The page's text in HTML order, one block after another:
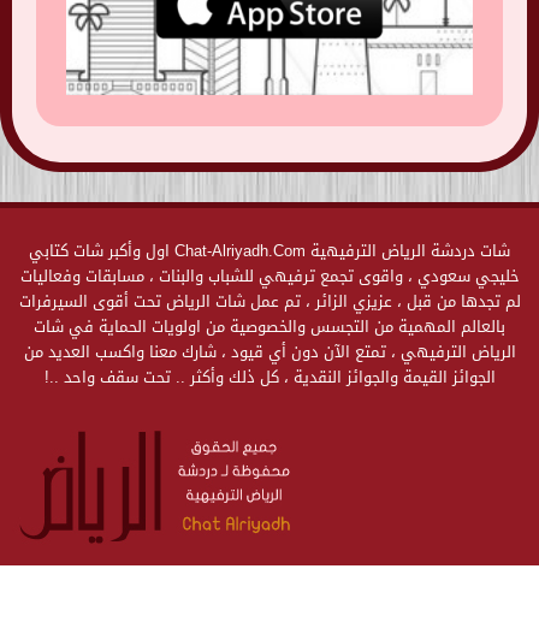
شات دردشة الرياض الترفيهية Chat-Alriyadh.Com اول وأكبر شات كتابي
خليجي سعودي ، واقوى تجمع ترفيهي للشباب والبنات ، مسابقات وفعاليات
لم تجدها من قبل ، عزيزي الزائر ، تم عمل شات الرياض تحت أقوى السيرفرات
بالعالم المهمية من التجسس والخصوصية من اولويات الحماية في شات
الرياض الترفيهي ، تمتع الآن دون أي قيود ، شارك معنا واكسب العديد من
الجوائز القيمة والجوائز النقدية ، كل ذلك وأكثر .. تحت سقف واحد ..!